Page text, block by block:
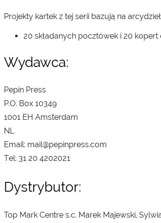
Projekty kartek z tej serii bazują na
20 składanych pocztówek i 20
Wydawca:
Pepin Press
P.O. Box 10349
1001 EH Amsterdam
NL
Email: mail@pepinpress.com
Tel: 31 20 4202021
Dystrybutor:
Top Mark Centre s.c. Marek Majewski,